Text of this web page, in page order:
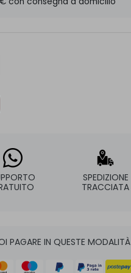
SPEDIZIONE
TRACCIATA
PAGARE IN QUESTE MODALITÀ